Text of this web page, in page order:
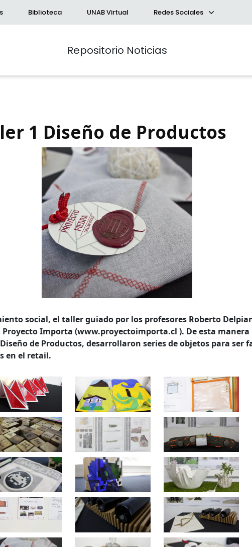
Biblioteca UNAB Virtual Redes Sociales
Repositorio Noticias
1 Diseño de Productos
social, el taller guiado por los profesores Roberto
Importa (www.proyectoimporta.cl ). De esta manera
de Productos, desarrollaron series de objetos para ser
en el retail.
clave